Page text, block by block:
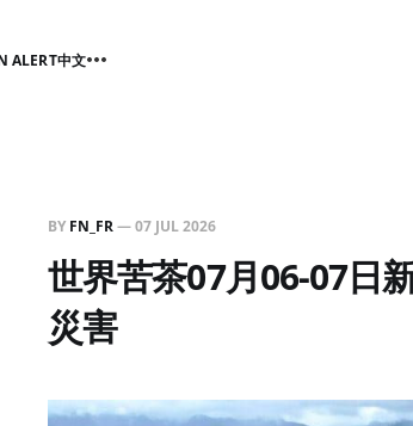
ALERT中文
BY FN_FR—07 JUL 2026
世界苦茶07月06-07日
災害